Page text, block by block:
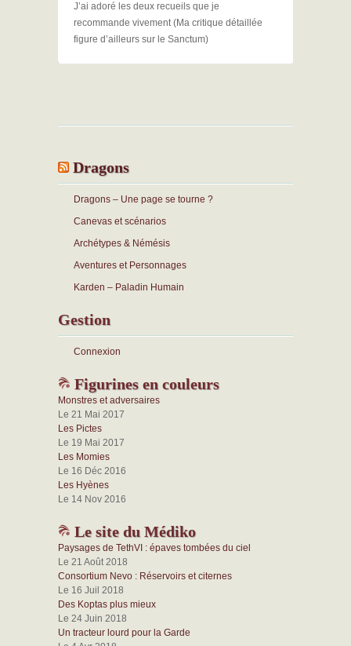
J’ai adoré les deux recueils que je
recommande vivement (Ma critique détaillée
figure d’ailleurs sur le Sanctum)
Dragons
Dragons – Une page se tourne ?
Canevas et scénarios
Archétypes & Némésis
Aventures et Personnages
Karden – Paladin Humain
Gestion
Connexion
Figurines en couleurs
Monstres et adversaires
Le 21 Mai 2017
Les Pictes
Le 19 Mai 2017
Les Momies
Le 16 Déc 2016
Les Hyènes
Le 14 Nov 2016
Le site du Médiko
Paysages de TethVI : épaves tombées du ciel
Le 21 Août 2018
Consortium Nevo : Réservoirs et citernes
Le 16 Juil 2018
Des Koptas plus mieux
Le 24 Juin 2018
Un tracteur lourd pour la Garde